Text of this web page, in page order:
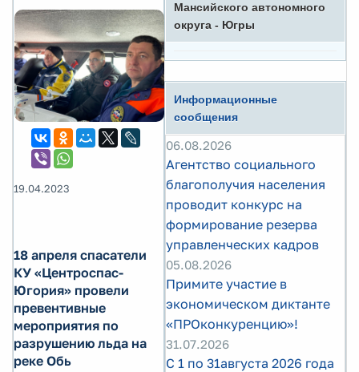
19.04.2023
18 апреля спасатели
КУ «Центроспас-
Югория» провели
превентивные
мероприятия по
разрушению льда на
реке Обь
Мансийского автономного
округа - Югры
Информационные
сообщения
06.08.2026
Агентство социального
благополучия населения
проводит конкурс на
формирование резерва
управленческих кадров
05.08.2026
Примите участие в
экономическом диктанте
«ПРОконкуренцию»!
31.07.2026
С 1 по 31августа 2026 года